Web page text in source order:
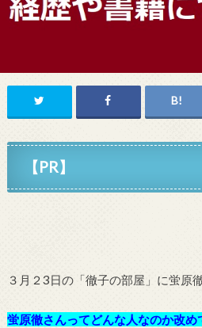
【PR】
３月２3日の「徹子の部屋」に蛍原
蛍原徹さんってどんな人なのか改め